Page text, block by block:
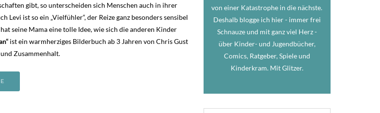
gibt, so unterscheiden sich Menschen auch in ihrer
ist so ein „Vielfühler“, der Reize ganz besonders sensibel
seine Mama eine tolle Idee, wie sich die anderen Kinder
ist ein warmherziges Bilderbuch ab 3 Jahren von Chris Gust
Zusammenhalt.
von einer Katastrophe in die nächste.
Deshalb blogge ich hier - immer frei
Schnauze und mit ganz viel Herz -
über Kinder- und Jugendbücher,
Comics, Ratgeber, Spiele und
Kinderkram. Mit Glitzer.